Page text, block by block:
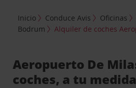
Inicio Conduce Avis Oficinas
Bodrum
Alquiler de coches
Aeropuerto De
coches, a tu medida